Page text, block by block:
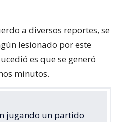
a diversos reportes, se
lesionado por este
es que se generó
minutos.
jugando un partido